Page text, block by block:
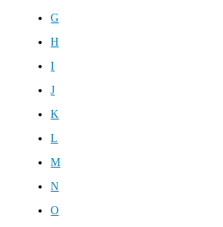
G
H
I
J
K
L
M
N
O